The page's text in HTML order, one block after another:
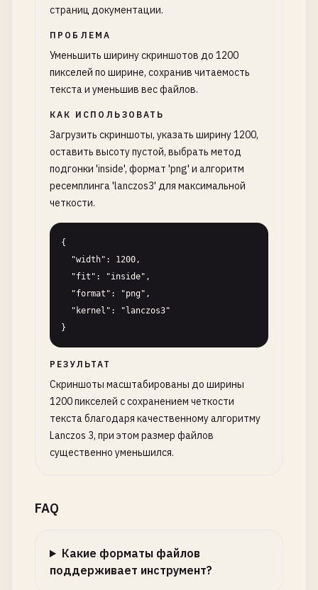
страниц документации.
ПРОБЛЕМА
Уменьшить ширину скриншотов до 1200
пикселей по ширине, сохранив читаемость
текста и уменьшив вес файлов.
КАК ИСПОЛЬЗОВАТЬ
Загрузить скриншоты, указать ширину 1200,
оставить высоту пустой, выбрать метод
подгонки 'inside', формат 'png' и алгоритм
ресемплинга 'lanczos3' для максимальной
четкости.
{
}
РЕЗУЛЬТАТ
Скриншоты масштабированы до ширины
1200 пикселей с сохранением четкости
текста благодаря качественному алгоритму
Lanczos 3, при этом размер файлов
существенно уменьшился.
FAQ
Какие форматы файлов
поддерживает инструмент?